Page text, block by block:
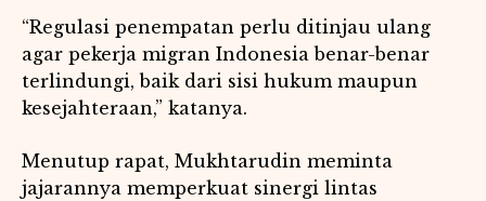
“Regulasi penempatan perlu ditinjau ulang
agar pekerja migran Indonesia benar-benar
terlindungi, baik dari sisi hukum maupun
kesejahteraan,” katanya.
Menutup rapat, Mukhtarudin meminta
jajarannya memperkuat sinergi lintas